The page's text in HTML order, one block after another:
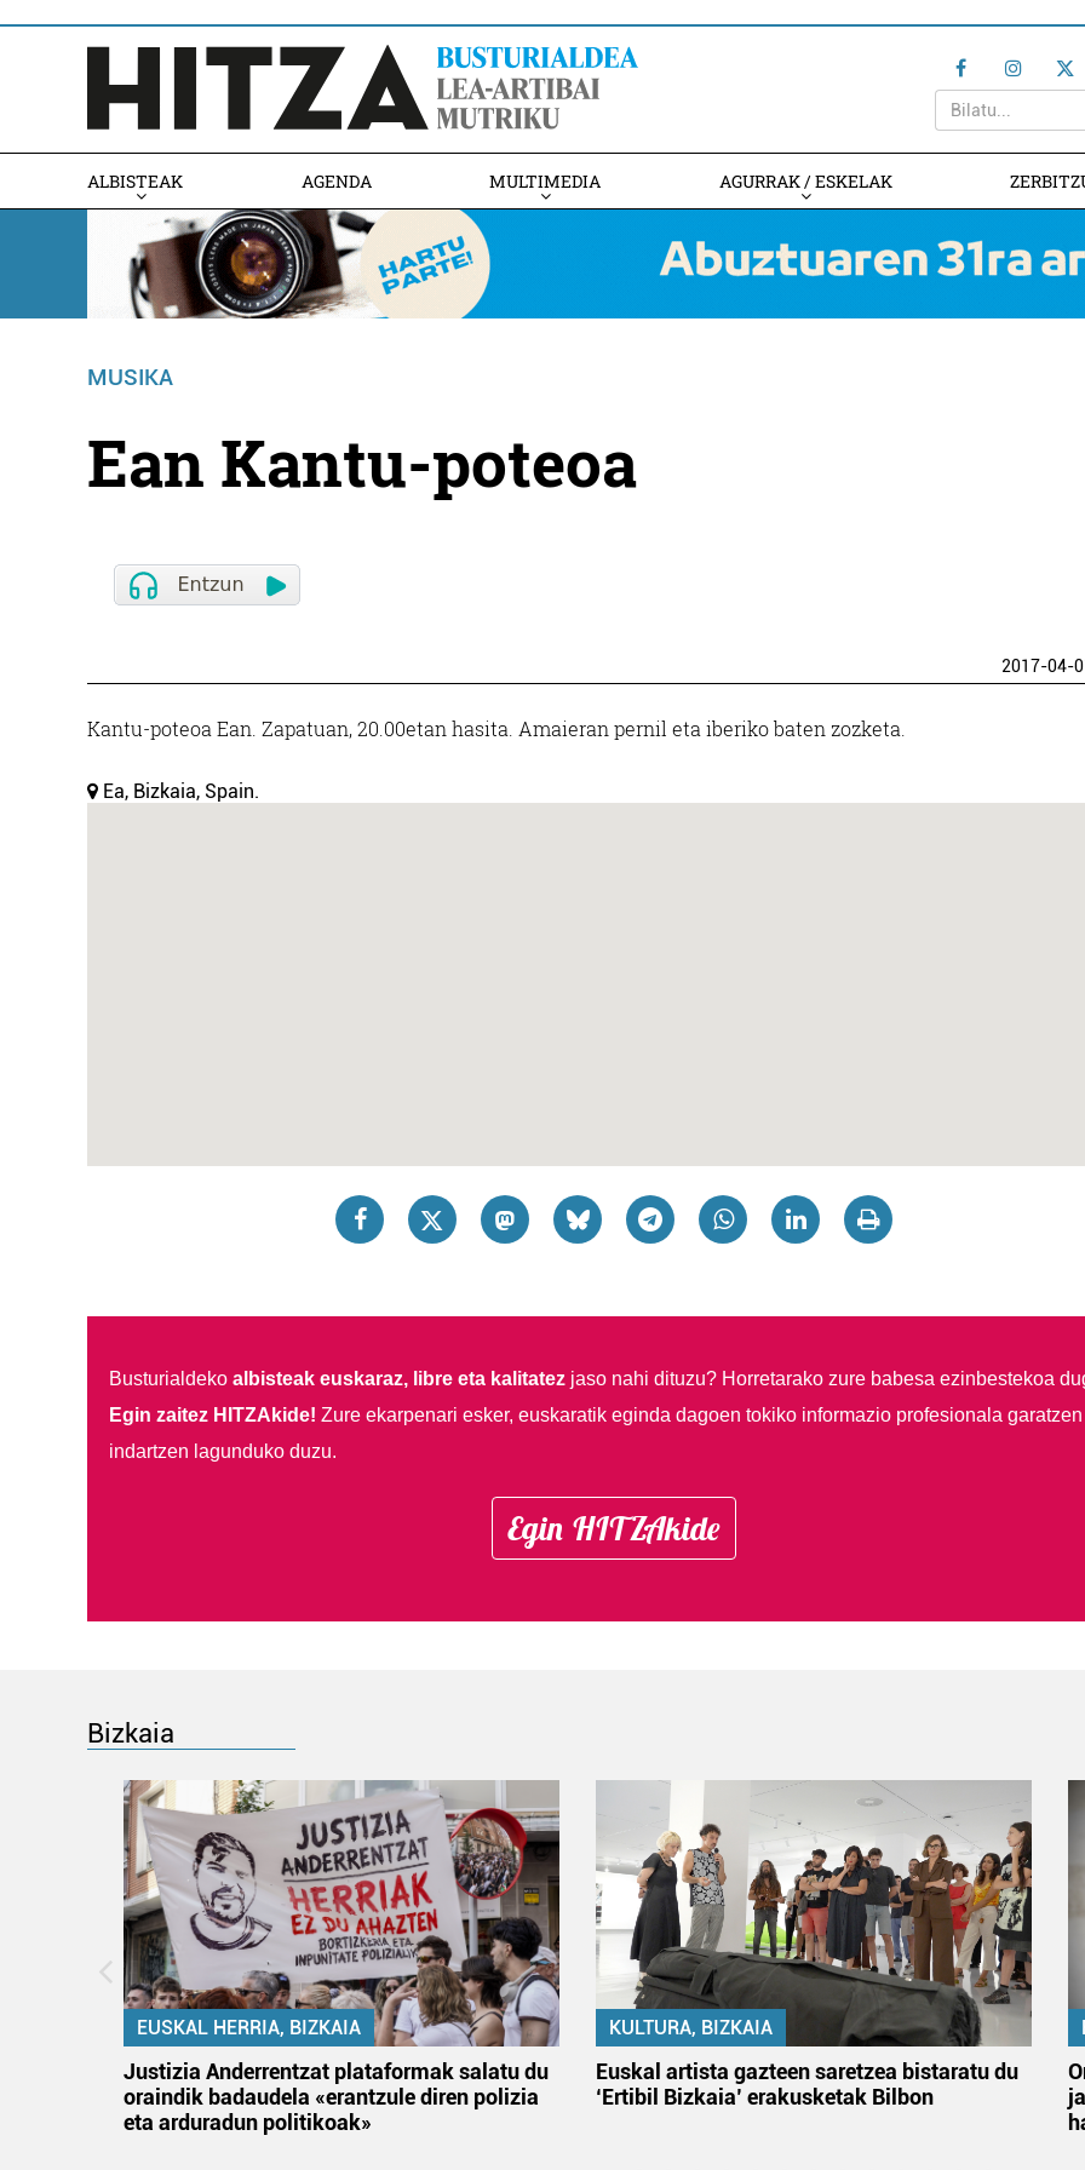
ALBISTEAK AGENDA MULTIMEDIA AGURRAK / ESKELAK
MUSIKA
Ean Kantu-poteoa
2017-04-
Kantu-poteoa Ean. Zapatuan, 20.00etan hasita. Amaieran pernil eta iberiko baten zozketa.
Ea, Bizkaia, Spain.
Busturialdeko albisteak euskaraz, libre eta kalitatezjaso nahi dituzu? Horretarako zure babesa ezinbestekoa
Egin zaitez HITZAkide! Zure ekarpenari esker, euskaratik eginda dagoen tokiko informazio profesionala garatzen
indartzen lagunduko duzu.
Egin HITZAkide
Bizkaia
EUSKAL HERRIA, BIZKAIA
Justizia Anderrentzat plataformak salatu du
oraindik badaudela «erantzule diren polizia
eta arduradun politikoak»
KULTURA, BIZKAIA
Euskal artista gazteen saretzea bistaratu du
‘Ertibil Bizkaia’ erakusketak Bilbon